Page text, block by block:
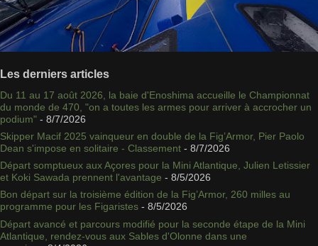
Les derniers articles
Du 11 au 17 août 2026, la baie d'Enoshima accueille le Championnat
du monde de 470, "on a toutes les armes pour arriver à accrocher un
podium" - 8/7/2026
Skipper Macif 2025 vainqueur en double de la Fig’Armor, Pier Paolo
Dean s'impose en solitaire - Classement - 8/7/2026
Départ somptueux aux Açores pour la Mini Atlantique, Julien Letissier
et Koki Sawada prennent l'avantage - 8/5/2026
Bon départ sur la troisième édition de la Fig’Armor, 260 milles au
programme pour les Figaristes - 8/5/2026
Départ avancé et parcours modifié pour la seconde étape de la Mini
Atlantique, rendez-vous aux Sables d'Olonne dans une